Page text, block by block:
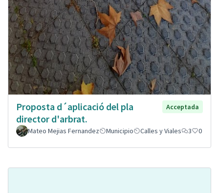
Proposta d´aplicació del pla
director d'arbrat.
Acceptada
Mateo Mejias Fernandez Municipio Calles y Viales 3 0